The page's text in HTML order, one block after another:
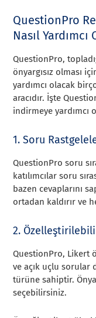
QuestionPro
Nasıl
QuestionPro,
önyargısız olması
yardımcı olacak
aracıdır. İşte
indirmeye yardımcı
1. Soru
QuestionPro soru
katılımcılar soru
bazen cevaplarını
ortadan kaldırır ve
2.
QuestionPro, Likert
ve açık uçlu
türüne sahiptir.
seçebilirsiniz.